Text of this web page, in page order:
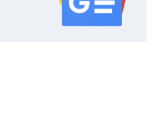
google news